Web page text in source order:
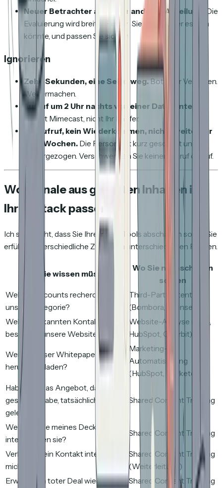
Neuer Betrachter aus einer anderen Abteilung.
Die
Evaluierung wird breiter. Finden Sie heraus, wer es sein
könnte, und passen Sie sich an.
Ignorieren
Zehn Sekunden, eine Seite, weg.Bot oder Versehen.
Weitermachen.
Aufruf um 2 Uhr nachts von einer Datacenter-IP.
Das ist Mimecast, nicht Ihr Käufer.
Ein Aufruf, kein Wiederkommen, nichts weiter für
zwei Wochen. Die Person hat kurz geschaut und ist
weitergezogen. Verschwenden Sie keinen Anruf darauf.
Wo Signale aus geteilten Inhalten in
Ihren Stack passen
Ich sage nicht, dass Sie Ihre Intent-Tools abschaffen sollen. Sie
erfüllen unterschiedliche Zwecke in unterschiedlichen Phasen.
Was Sie wissen müssen
Wo Sie nachschauen
sollten
Welche Accounts recherchieren
unsere Kategorie?
Third-Party Intent
(Bombora, 6sense)
Welche bekannten Kontakte
besuchen unsere Website?
Website-Analyse (GA4,
HubSpot, Clearbit)
Wer hat unser Whitepaper
heruntergeladen?
Marketing-
Automatisierung
(HubSpot, Marketo)
Haben sie das Angebot, das ich
geschickt habe, tatsächlich
gelesen?
Shared Content Tracking
Welche Teile meines Decks
interessieren sie?
Shared Content Tracking
Verkauft mein Kontakt intern für
mich?
Shared Content Tracking
(Weiterleitung)
Erwacht ein toter Deal wieder zum Shared Content Tracking